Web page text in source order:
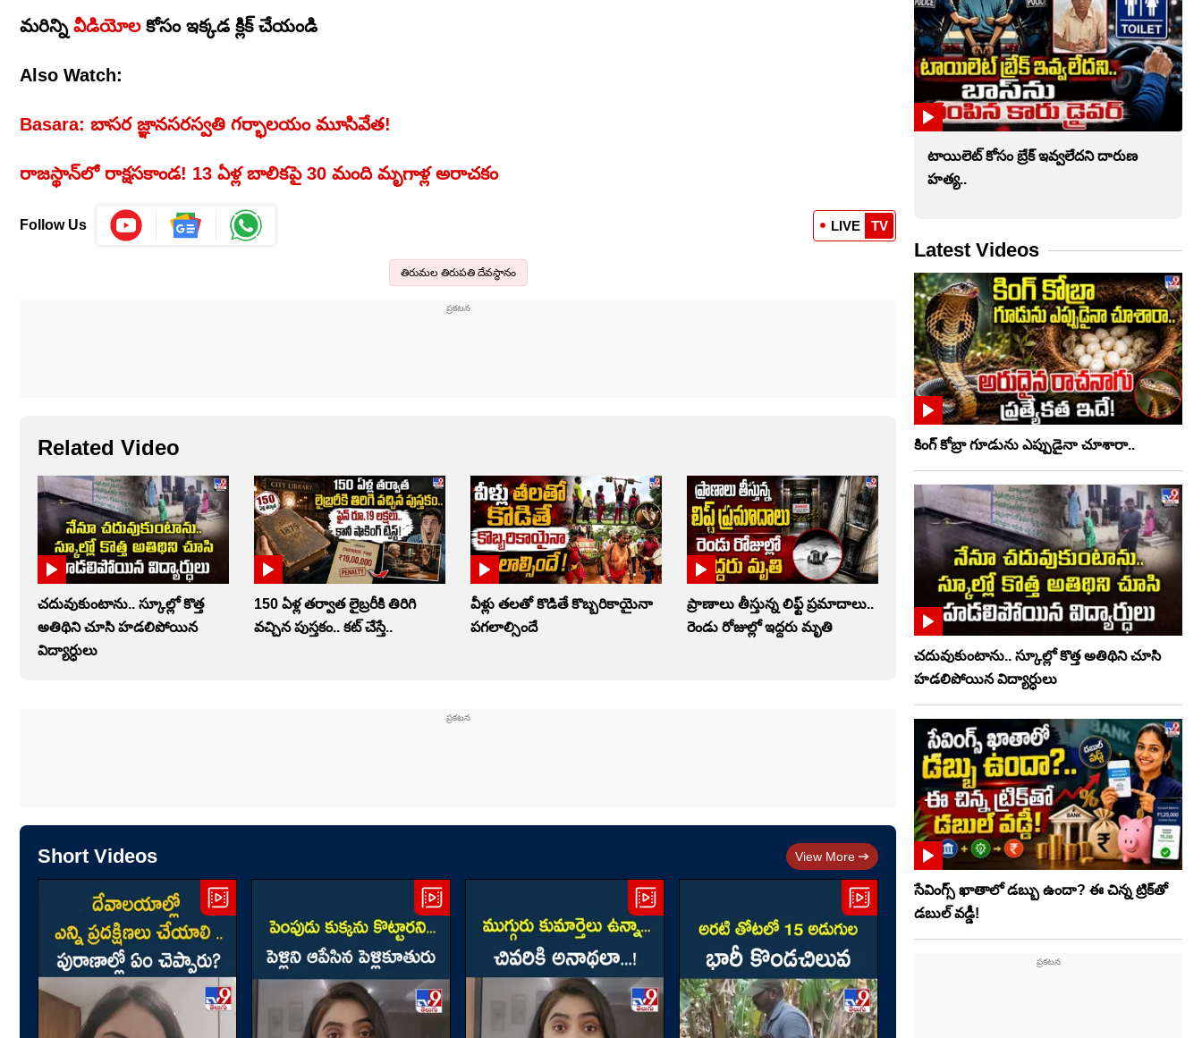
మరిన్ని వీడియోలకోసం ఇక్కడ క్లిక్ చేయండి
Also Watch:
Basara: బాసర జ్ఞానసరస్వతి గర్భాలయం మూసివేత!
రాజస్థాన్‌లో రాక్షసకాండ! 13 ఏళ్ల బాలికపై 30 మంది మృగాళ్ల అరాచకం
Follow Us LIVE TV
తిరుమల తిరుపతి దేవస్థానం
Related Video
చదువుకుంటాను.. స్కూల్లో కొత్త
అతిథిని చూసి హడలిపోయిన
విద్యార్ధులు
150 ఏళ్ల తర్వాత లైబ్రరీకి తిరిగి
వచ్చిన పుస్తకం.. కట్ చేస్తే..
వీళ్లు తలతో కొడితే కొబ్బరికాయైనా
పగలాల్సిందే
ప్రాణాలు తీస్తున్న లిఫ్ట్‌ ప్రమాదాలు..
రెండు రోజుల్లో ఇద్దరు మృతి
Short Videos View More
టాయిలెట్‌ కోసం బ్రేక్‌ ఇవ్వలేదని దారుణ
హత్య..
Latest Videos
కింగ్ కోబ్రా గూడును ఎప్పుడైనా చూశారా..
చదువుకుంటాను.. స్కూల్లో కొత్త అతిథిని చూసి
హడలిపోయిన విద్యార్ధులు
సేవింగ్స్ ఖాతాలో డబ్బు ఉందా? ఈ చిన్న ట్రిక్‌తో
డబుల్ వడ్డీ!